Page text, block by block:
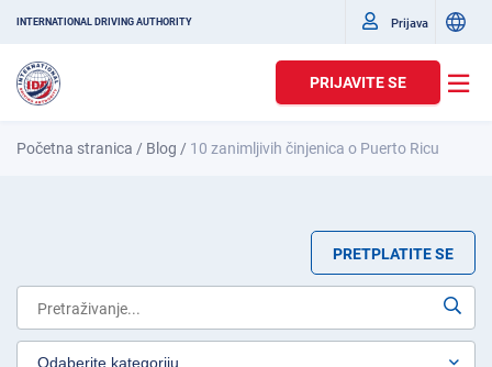
INTERNATIONAL DRIVING AUTHORITY Prijava
PRIJAVITE SE
Početna stranica / Blog / 10 zanimljivih činjenica o Puerto Ricu
PRETPLATITE SE